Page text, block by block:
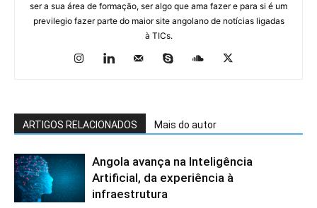
ser a sua área de formação, ser algo que ama fazer e para si é um
previlegio fazer parte do maior site angolano de notícias ligadas
à TICs.
ARTIGOS RELACIONADOS Mais do autor
Angola avança na Inteligência
Artificial, da experiência à
infraestrutura